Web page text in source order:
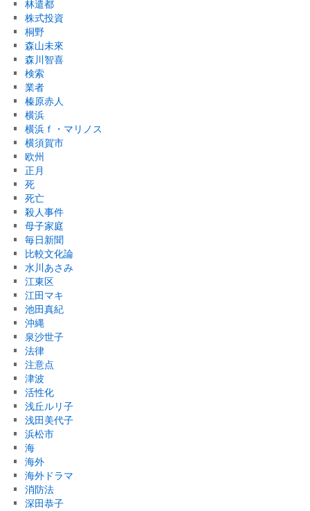
林遣都
株式投資
桐野
森山未來
森川智喜
検索
業者
榛原赤人
横浜
横浜ｆ・マリノス
横須賀市
欧州
正月
死
死亡
殺人事件
母子家庭
毎日新聞
比較文化論
水川あさみ
江東区
江田マキ
池田真紀
沖縄
泉沙世子
法律
注意点
津波
活性化
浅丘ルリ子
浅田美代子
浜松市
海
海外
海外ドラマ
消防法
深田恭子